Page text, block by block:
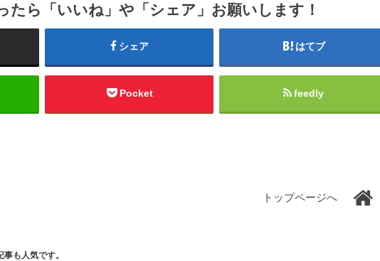
たら「いいね」や「シェア」お願いします！
シェア はてブ
Pocket feedly
トップページへ
事も人気です。